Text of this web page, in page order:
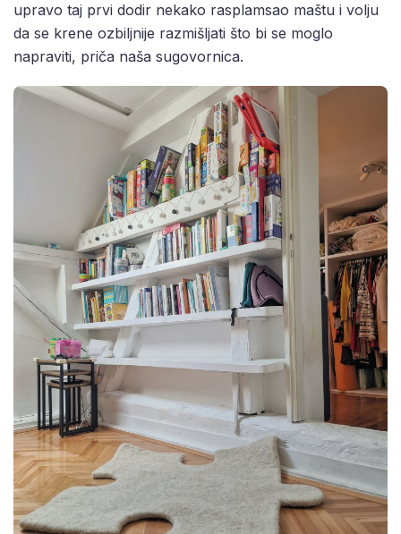
upravo taj prvi dodir nekako rasplamsao maštu i volju
da se krene ozbiljnije razmišljati što bi se moglo
napraviti, priča naša sugovornica.